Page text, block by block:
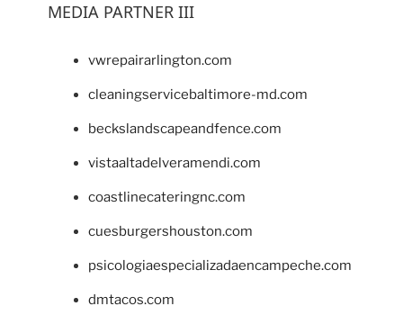
MEDIA PARTNER III
vwrepairarlington.com
cleaningservicebaltimore-md.com
beckslandscapeandfence.com
vistaaltadelveramendi.com
coastlinecateringnc.com
cuesburgershouston.com
psicologiaespecializadaencampeche.com
dmtacos.com